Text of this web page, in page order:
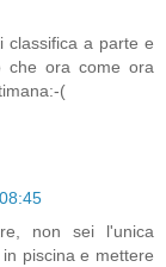
classifica a parte e
che ora come ora
(
non sei l'unica
piscina e mettere